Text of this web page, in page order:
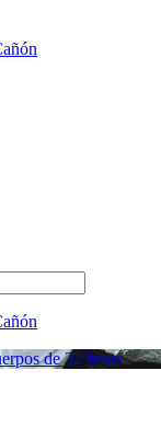
de 32 fosas